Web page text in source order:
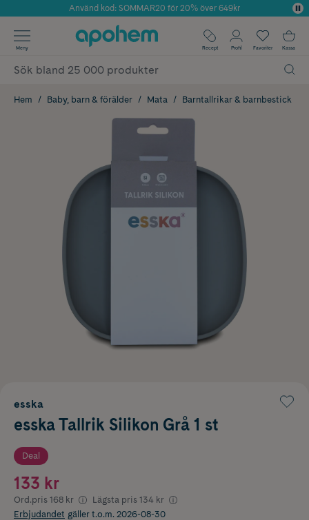
Årets Butik 2025 inom Skönhet
Använd kod: SOMMAR20 för 20% över 649kr
✓ Fri frakt
✓ Poäng på alla köp*
Meny Recept Profil Favoriter Kassa
Hem Baby, barn & förälder Mata Barntallrikar & barnbestick
esska
esska Tallrik Silikon Grå 1 st
Deal
133 kr
Ord.pris 168 kr Lägsta pris 134 kr
Erbjudandet gäller t.o.m. 2026-08-30